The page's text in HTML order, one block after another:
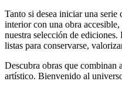
Tanto si desea iniciar una serie
interior con una obra
nuestra selección de
listas para conservarse,
Descubra obras que
artístico. Bienvenido al